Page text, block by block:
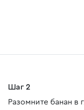
Шаг 2
Разомните банан в